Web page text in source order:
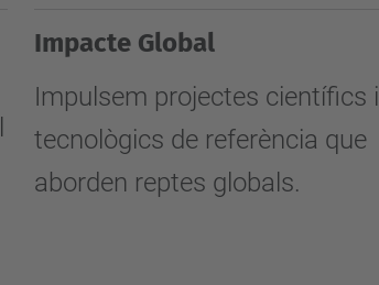
Impacte Global
Impulsem projectes científics i
tecnològics de referència que
aborden reptes globals.